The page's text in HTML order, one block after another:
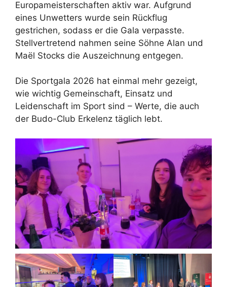
Europameisterschaften aktiv war. Aufgrund
eines Unwetters wurde sein Rückflug
gestrichen, sodass er die Gala verpasste.
Stellvertretend nahmen seine Söhne Alan und
Maël Stocks die Auszeichnung entgegen.
Die Sportgala 2026 hat einmal mehr gezeigt,
wie wichtig Gemeinschaft, Einsatz und
Leidenschaft im Sport sind – Werte, die auch
der Budo-Club Erkelenz täglich lebt.